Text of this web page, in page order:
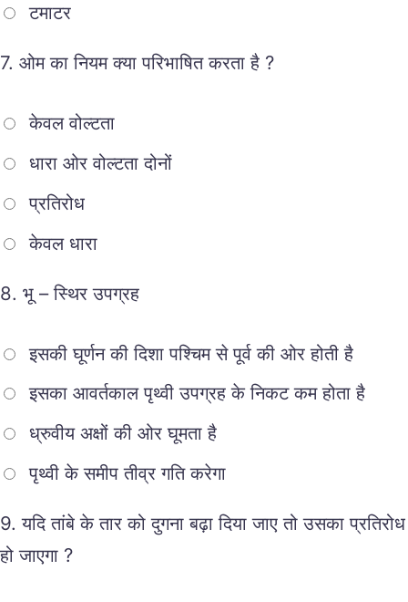
टमाटर
7. ओम का नियम क्या परिभाषित करता है ?
केवल वोल्टता
धारा ओर वोल्टता दोनों
प्रतिरोध
केवल धारा
8. भू – स्थिर उपग्रह
इसकी घूर्णन की दिशा पश्चिम से पूर्व की ओर होती है
इसका आवर्तकाल पृथ्वी उपग्रह के निकट कम होता है
ध्रुवीय अक्षों की ओर घूमता है
पृथ्वी के समीप तीव्र गति करेगा
9.यदि तांबे के तार को दुगना बढ़ा दिया जाए तो उसका प्रतिरोध
हो जाएगा ?